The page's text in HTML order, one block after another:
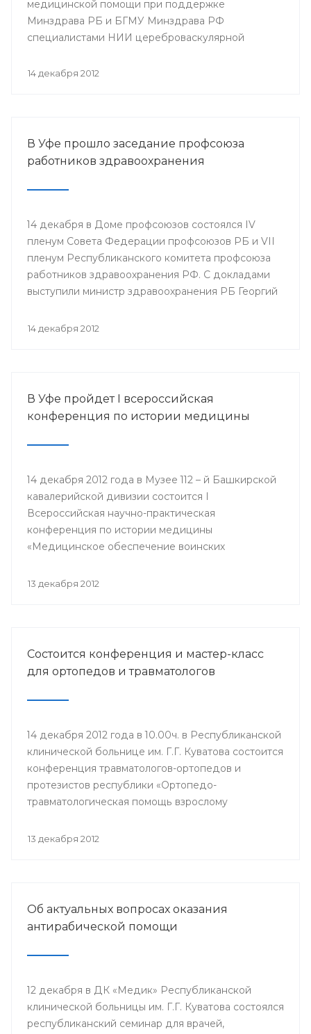
медицинской помощи при поддержке
Минздрава РБ и БГМУ Минздрава РФ
специалистами НИИ цереброваскулярной
(г.Москва) будет проведен мастер-класс.
14 декабря 2012
В Уфе прошло заседание профсоюза
работников здравоохранения
14 декабря в Доме профсоюзов состоялся IV
пленум Совета Федерации профсоюзов РБ и VII
пленум Республиканского комитета профсоюза
работников здравоохранения РФ. С докладами
выступили министр здравоохранения РБ Георгий
организации Башкортостана профсоюза
14 декабря 2012
В Уфе пройдет I всероссийская
конференция по истории медицины
14 декабря 2012 года в Музее 112 – й Башкирской
кавалерийской дивизии состоится I
Всероссийская научно-практическая
конференция по истории медицины
«Медицинское обеспечение воинских
войны».
13 декабря 2012
Состоится конференция и мастер-класс
для ортопедов и травматологов
14 декабря 2012 года в 10.00ч. в Республиканской
клинической больнице им. Г.Г. Куватова состоится
конференция травматологов-ортопедов и
протезистов республики «Ортопедо-
травматологическая помощь взрослому
Мероприятие организовано Минздравом РБ в
13 декабря 2012
Об актуальных вопросах оказания
антирабической помощи
12 декабря в ДК «Медик» Республиканской
клинической больницы им. Г.Г. Куватова состоялся
республиканский семинар для врачей,